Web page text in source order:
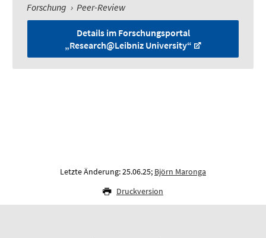
Forschung › Peer-Review
Details im Forschungsportal
„Research@Leibniz University“
Letzte Änderung: 25.06.25; Björn Maronga
Druckversion